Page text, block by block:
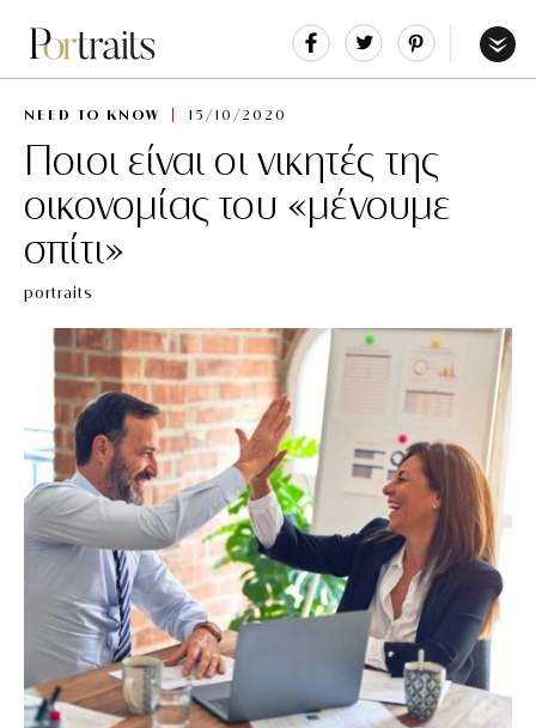
Share Tweet
NEED TO KNOW 15/10/2020
Ποιοι είναι οι νικητές της
οικονομίας του «μένουμε
σπίτι»
portraits